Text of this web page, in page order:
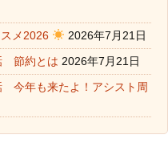
メ2026
2026年7月21日
節約とは 2026年7月21日
年も来たよ！アシスト周